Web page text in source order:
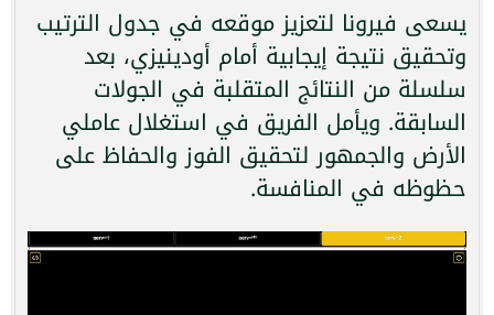
يسعى فيرونا لتعزيز موقعه في جدول الترتيب
وتحقيق نتيجة إيجابية أمام أودينيزي، بعد
سلسلة من النتائج المتقلبة في الجولات
السابقة. ويأمل الفريق في استغلال عاملي
الأرض والجمهور لتحقيق الفوز والحفاظ على
حظوظه في المنافسة.